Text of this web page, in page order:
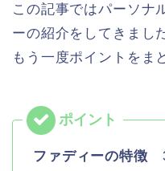
この記事ではパーソナ
ーの紹介をしてきまし
もう一度ポイントをま
ファディーの特徴